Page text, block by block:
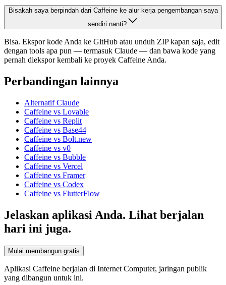
Bisakah saya berpindah dari Caffeine ke alur kerja pengembangan saya
sendiri nanti?
Bisa. Ekspor kode Anda ke GitHub atau unduh ZIP kapan saja, edit
dengan tools apa pun — termasuk Claude — dan bawa kode yang
pernah diekspor kembali ke proyek Caffeine Anda.
Perbandingan lainnya
Alternatif Claude
Caffeine vs Lovable
Caffeine vs Replit
Caffeine vs Base44
Caffeine vs Bolt.new
Caffeine vs v0
Caffeine vs Bubble
Caffeine vs Vercel
Caffeine vs Framer
Caffeine vs Codex
Caffeine vs FlutterFlow
Jelaskan aplikasi Anda. Lihat berjalan
hari ini juga.
Mulai membangun gratis
Aplikasi Caffeine berjalan di Internet Computer, jaringan publik
yang dibangun untuk ini.